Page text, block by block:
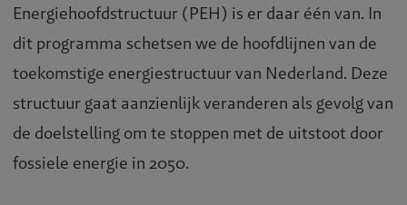
Energiehoofdstructuur (PEH) is er daar één van. In
dit programma schetsen we de hoofdlijnen van de
toekomstige energiestructuur van Nederland. Deze
structuur gaat aanzienlijk veranderen als gevolg van
de doelstelling om te stoppen met de uitstoot door
fossiele energie in 2050.